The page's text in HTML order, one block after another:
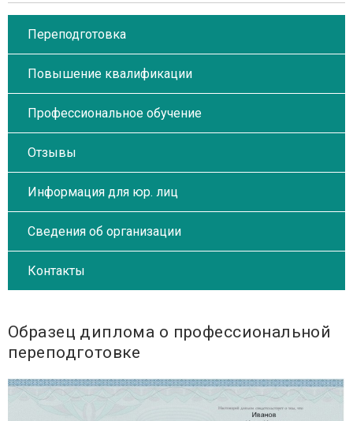
Переподготовка
Повышение квалификации
Профессиональное обучение
Отзывы
Информация для юр. лиц
Сведения об организации
Контакты
Образец диплома о профессиональной
переподготовке